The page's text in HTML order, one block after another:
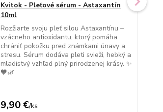
Kvitok - Pleťové sérum - Astaxantín
10ml
Rozžiarte svoju pleť silou Astaxantínu –
vzácneho antioxidantu, ktorý pomáha
chrániť pokožku pred známkami únavy a
stresu. Sérum dodáva pleti svieži, hebký a
mladistvý vzhľad plný prirodzenej krásy. ✨
🧡🌿
9,90 €/ks